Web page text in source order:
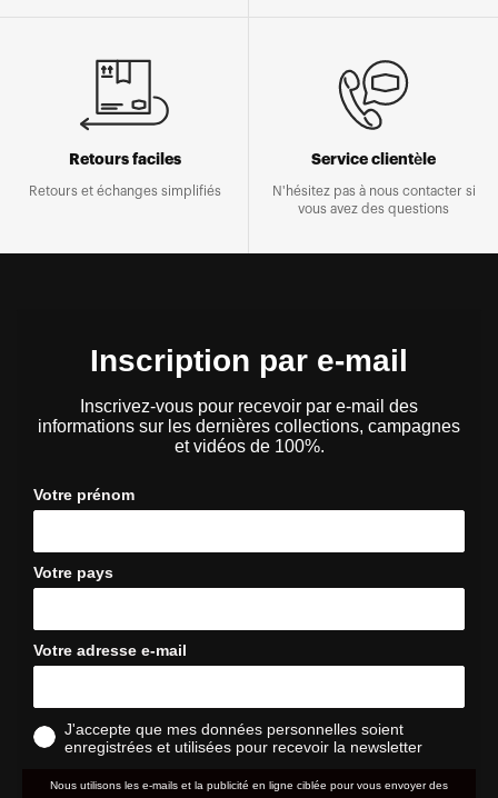
Retours faciles
Retours et échanges simplifiés
Service clientèle
N'hésitez pas à nous contacter si
vous avez des questions
Inscription par e-mail
Inscrivez-vous pour recevoir par e-mail des
informations sur les dernières collections, campagnes
et vidéos de 100%.
Votre prénom
Votre pays
Votre adresse e-mail
J'accepte que mes données personnelles soient
enregistrées et utilisées pour recevoir la newsletter
Nous utilisons les e-mails et la publicité en ligne ciblée pour vous envoyer des